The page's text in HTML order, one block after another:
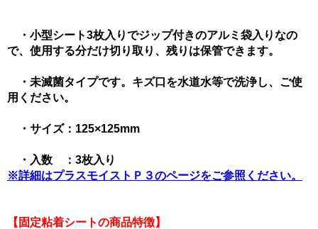
・小型シート3枚入りでジップ付きのアルミ袋入りなの
で、使用する分だけ切り取り、残りは保管できます。
・未滅菌タイプです。キズ口を水道水等で洗浄し、ご使
用ください。
・サイズ：125×125mm
・入数 ：3枚入り
※詳細はプラスモイストＰ３のページをご参照ください。
【固定粘着シートの商品特徴】